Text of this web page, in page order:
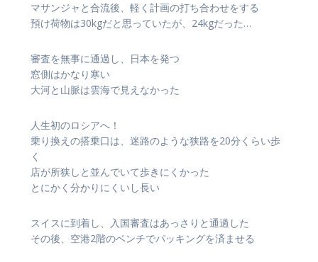
マサンジャと合流後、軽く計画の打ち合わせをする
預け荷物は30kgだと思っていたが、24kgだった…
審査を無事に通過し、日本を発つ
窓側はかなり寒い
大河と山脈は雲海で見えなかった
人生初のロシアへ！
乗り換えの搭乗口は、迷路のような狭路を20分くらい歩
く
店が所狭しと並んでいて歩きにくかった
とにかく分かりにくいし長い
スイスに到着し、入国審査はあっさりと通過した
その後、空港2階のベンチでパッキングを済ませる